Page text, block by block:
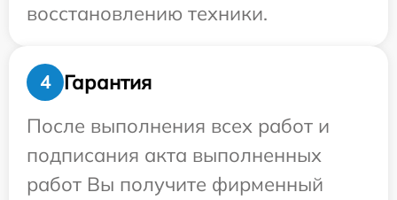
восстановлению техники.
4
Гарантия
После выполнения всех работ и
подписания акта выполненных
работ Вы получите фирменный